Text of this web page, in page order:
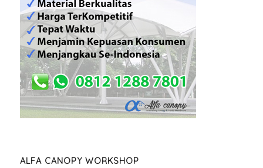
ALFA CANOPY WORKSHOP